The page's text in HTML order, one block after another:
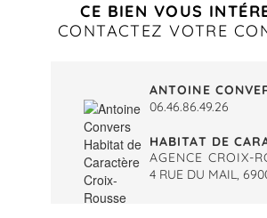
CE BIEN VOUS
CONTACTEZ VOTRE
ANTOINE
06.46.86.49.26
HABITAT DE
AGENCE CROIX-
4 RUE DU MAIL,